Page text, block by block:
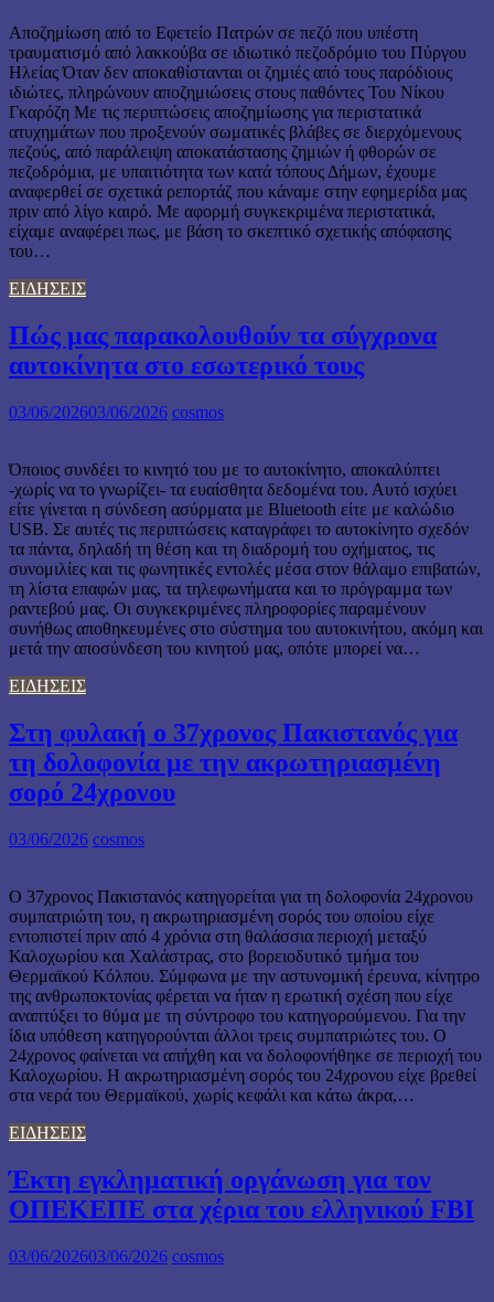
Αποζημίωση από το Εφετείο Πατρών σε πεζό που υπέστη
τραυματισμό από λακκούβα σε ιδιωτικό πεζοδρόμιο του Πύργου
Ηλείας Όταν δεν αποκαθίστανται οι ζημιές από τους παρόδιους
ιδιώτες, πληρώνουν αποζημιώσεις στους παθόντες Του Νίκου
Γκαρόζη Με τις περιπτώσεις αποζημίωσης για περιστατικά
ατυχημάτων που προξενούν σωματικές βλάβες σε διερχόμενους
πεζούς, από παράλειψη αποκατάστασης ζημιών ή φθορών σε
πεζοδρόμια, με υπαιτιότητα των κατά τόπους Δήμων, έχουμε
αναφερθεί σε σχετικά ρεπορτάζ που κάναμε στην εφημερίδα μας
πριν από λίγο καιρό. Με αφορμή συγκεκριμένα περιστατικά,
είχαμε αναφέρει πως, με βάση το σκεπτικό σχετικής απόφασης
του…
ΕΙΔΗΣΕΙΣ
Πώς μας παρακολουθούν τα σύγχρονα
αυτοκίνητα στο εσωτερικό τους
03/06/202603/06/2026 cosmos
Όποιος συνδέει το κινητό του με το αυτοκίνητο, αποκαλύπτει
-χωρίς να το γνωρίζει- τα ευαίσθητα δεδομένα του. Αυτό ισχύει
είτε γίνεται η σύνδεση ασύρματα με Bluetooth είτε με καλώδιο
USB. Σε αυτές τις περιπτώσεις καταγράφει το αυτοκίνητο σχεδόν
τα πάντα, δηλαδή τη θέση και τη διαδρομή του οχήματος, τις
συνομιλίες και τις φωνητικές εντολές μέσα στον θάλαμο επιβατών,
τη λίστα επαφών μας, τα τηλεφωνήματα και το πρόγραμμα των
ραντεβού μας. Οι συγκεκριμένες πληροφορίες παραμένουν
συνήθως αποθηκευμένες στο σύστημα του αυτοκινήτου, ακόμη και
μετά την αποσύνδεση του κινητού μας, οπότε μπορεί να…
ΕΙΔΗΣΕΙΣ
Στη φυλακή ο 37χρονος Πακιστανός για
τη δολοφονία με την ακρωτηριασμένη
σορό 24χρονου
03/06/2026 cosmos
Ο 37χρονος Πακιστανός κατηγορείται για τη δολοφονία 24χρονου
συμπατριώτη του, η ακρωτηριασμένη σορός του οποίου είχε
εντοπιστεί πριν από 4 χρόνια στη θαλάσσια περιοχή μεταξύ
Καλοχωρίου και Χαλάστρας, στο βορειοδυτικό τμήμα του
Θερμαϊκού Κόλπου. Σύμφωνα με την αστυνομική έρευνα, κίνητρο
της ανθρωποκτονίας φέρεται να ήταν η ερωτική σχέση που είχε
αναπτύξει το θύμα με τη σύντροφο του κατηγορούμενου. Για την
ίδια υπόθεση κατηγορούνται άλλοι τρεις συμπατριώτες του. Ο
24χρονος φαίνεται να απήχθη και να δολοφονήθηκε σε περιοχή του
Καλοχωρίου. Η ακρωτηριασμένη σορός του 24χρονου είχε βρεθεί
στα νερά του Θερμαϊκού, χωρίς κεφάλι και κάτω άκρα,…
ΕΙΔΗΣΕΙΣ
Έκτη εγκληματική οργάνωση για τον
ΟΠΕΚΕΠΕ στα χέρια του ελληνικού FBI
03/06/202603/06/2026 cosmos